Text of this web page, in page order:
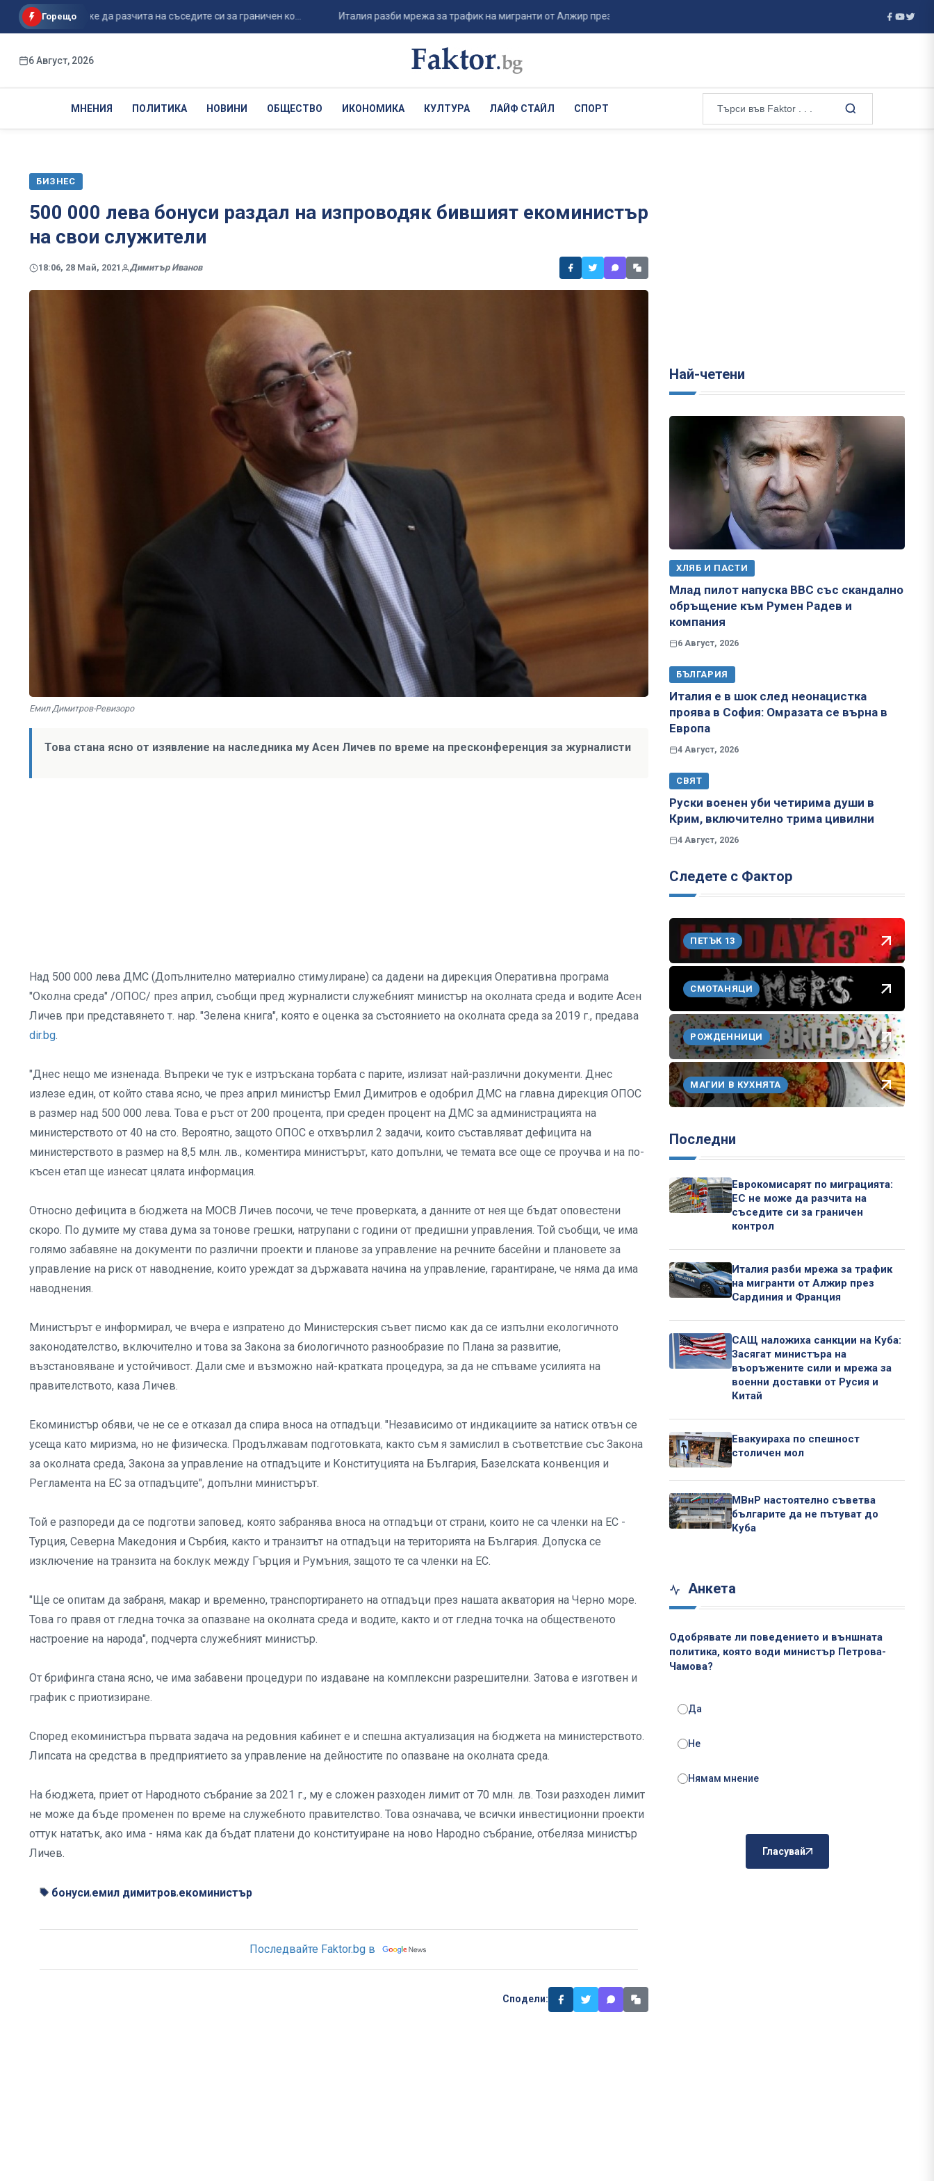
Горещо
ЕС не може да разчита на съседите си за граничен ко... Италия разби мрежа за трафик на мигранти от Алжир през Сардиния и Франция... САЩ наложиха санкции на Куба: Засягат
6 Август, 2026
МНЕНИЯ ПОЛИТИКА НОВИНИ ОБЩЕСТВО ИКОНОМИКА КУЛТУРА ЛАЙФ СТАЙЛ СПОРТ
БИЗНЕС
500 000 лева бонуси раздал на изпроводяк бившият екоминистър
на свои служители
18:06, 28 Май, 2021 Димитър Иванов
Емил Димитров-Ревизоро
Това стана ясно от изявление на наследника му Асен Личев по време на пресконференция за журналисти
Над 500 000 лева ДМС (Допълнително материално стимулиране) са дадени на дирекция Оперативна програма
"Околна среда" /ОПОС/ през април, съобщи пред журналисти служебният министър на околната среда и водите Асен
Личев при представянето т. нар. "Зелена книга", която е оценка за състоянието на околната среда за 2019 г., предава
dir.bg.
"Днес нещо ме изненада. Въпреки че тук е изтръскана торбата с парите, излизат най-различни документи. Днес
излезе един, от който става ясно, че през април министър Емил Димитров е одобрил ДМС на главна дирекция ОПОС
в размер над 500 000 лева. Това е ръст от 200 процента, при среден процент на ДМС за администрацията на
министерството от 40 на сто. Вероятно, защото ОПОС е отхвърлил 2 задачи, които съставляват дефицита на
министерството в размер на 8,5 млн. лв., коментира министърът, като допълни, че темата все още се проучва и на по-
късен етап ще изнесат цялата информация.
Относно дефицита в бюджета на МОСВ Личев посочи, че тече проверката, а данните от нея ще бъдат оповестени
скоро. По думите му става дума за тонове грешки, натрупани с години от предишни управления. Той съобщи, че има
голямо забавяне на документи по различни проекти и планове за управление на речните басейни и плановете за
управление на риск от наводнение, които уреждат за държавата начина на управление, гарантиране, че няма да има
наводнения.
Министърът е информирал, че вчера е изпратено до Министерския съвет писмо как да се изпълни екологичното
законодателство, включително и това за Закона за биологичното разнообразие по Плана за развитие,
възстановяване и устойчивост. Дали сме и възможно най-кратката процедура, за да не спъваме усилията на
правителството, каза Личев.
Екоминистър обяви, че не се е отказал да спира вноса на отпадъци. "Независимо от индикациите за натиск отвън се
усеща като миризма, но не физическа. Продължавам подготовката, както съм я замислил в съответствие със Закона
за околната среда, Закона за управление на отпадъците и Конституцията на България, Базелската конвенция и
Регламента на ЕС за отпадъците", допълни министърът.
Той е разпореди да се подготви заповед, която забранява вноса на отпадъци от страни, които не са членки на ЕС -
Турция, Северна Македония и Сърбия, както и транзитът на отпадъци на територията на България. Допуска се
изключение на транзита на боклук между Гърция и Румъния, защото те са членки на ЕС.
"Ще се опитам да забраня, макар и временно, транспортирането на отпадъци през нашата акватория на Черно море.
Това го правя от гледна точка за опазване на околната среда и водите, както и от гледна точка на общественото
настроение на народа", подчерта служебният министър.
От брифинга стана ясно, че има забавени процедури по издаване на комплексни разрешителни. Затова е изготвен и
график с приотизиране.
Според екоминистъра първата задача на редовния кабинет е и спешна актуализация на бюджета на министерството.
Липсата на средства в предприятието за управление на дейностите по опазване на околната среда.
На бюджета, приет от Народното събрание за 2021 г., му е сложен разходен лимит от 70 млн. лв. Този разходен лимит
не може да бъде променен по време на служебното правителство. Това означава, че всички инвестиционни проекти
оттук нататък, ако има - няма как да бъдат платени до конституиране на ново Народно събрание, отбеляза министър
Личев.
бонуси,емил димитров,екоминистър
Последвайте Faktor.bg в
Сподели:
Най-четени
ХЛЯБ И ПАСТИ
Млад пилот напуска ВВС със скандално
обръщение към Румен Радев и
компания
6 Август, 2026
БЪЛГАРИЯ
Италия е в шок след неонацистка
проява в София: Омразата се върна в
Европа
4 Август, 2026
СВЯТ
Руски военен уби четирима души в
Крим, включително трима цивилни
4 Август, 2026
Следете с Фактор
ПЕТЪК 13
СМОТАНЯЦИ
РОЖДЕННИЦИ
МАГИИ В КУХНЯТА
Последни
Еврокомисарят по миграцията:
ЕС не може да разчита на
съседите си за граничен
контрол
Италия разби мрежа за трафик
на мигранти от Алжир през
Сардиния и Франция
САЩ наложиха санкции на Куба:
Засягат министъра на
въоръжените сили и мрежа за
военни доставки от Русия и
Китай
Евакуираха по спешност
столичен мол
МВнР настоятелно съветва
българите да не пътуват до
Куба
Анкета
Одобрявате ли поведението и външната
политика, която води министър Петрова-
Чамова?
Да
Не
Нямам мнение
Гласувай